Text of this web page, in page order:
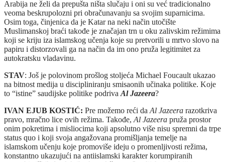
Arabija ne želi da prepušta ništa slučaju i oni su već tradicionalno
veoma beskrupolozni pri obračunavanju sa svojim suparnicima.
Osim toga, činjenica da je Katar na neki način utočište
Muslimanskoj braći takođe je značajan trn u oku zalivskim režimima
koji se kriju iza islamskog učenja koje su pretvorili u mrtvo slovo na
papiru i distorzovali ga na način da im ono pruža legitimitet za
autokratsku vladavinu.
STAV: Još je polovinom prošlog stoljeća Michael Foucault ukazao
na bitnost medija u discipliniranju smisaonih učinaka politike. Koje
to “istine” saudijske politike podriva Al Jazeera?
IVAN EJUB KOSTIĆ: Pre možemo reći da Al Jazeera razotkriva
pravo, mračno lice ovih režima. Takođe, Al Jazeera pruža prostor
onim pokretima i misliocima koji apsolutno više nisu spremni da trpe
status quo i koji svoja angažovana promišljanja temelje na
islamskom učenju koje promoviše ideju o promenljivosti režima,
konstantno ukazujući na antiislamski karakter korumpiranih